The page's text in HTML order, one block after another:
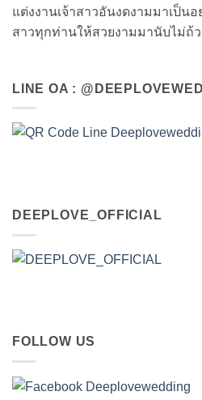
แต่งงานเจ้าสาวอันงดงามมาเป็นอ
สาวทุกท่านให้สวยงามมานับไม่ถ้
LINE OA :
DEEPLOVE_OFFICIAL
FOLLOW US